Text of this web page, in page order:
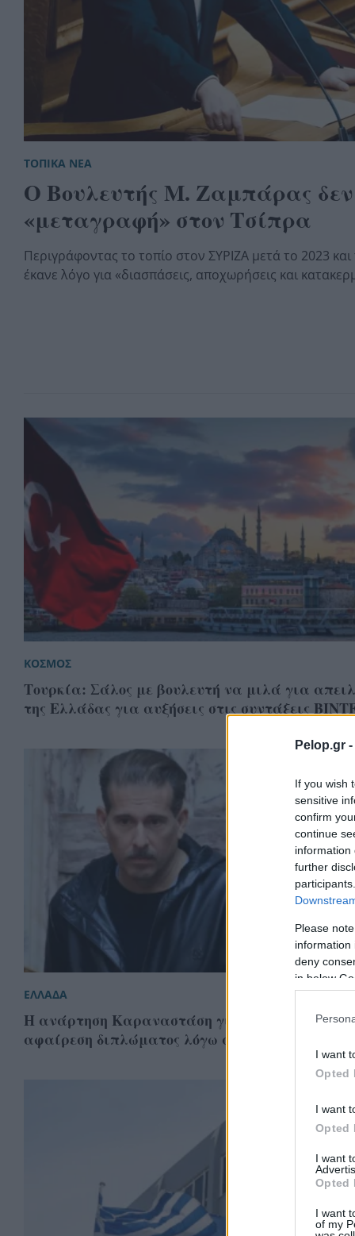
Pelop.gr -
If you wish
sensitive
confirm
continue
information
further
Please
information
deny
in below
I want
Opted
I want
Opted
I want
Opted
I want
of my
ΤΟΠΙΚΑ ΝΕΑ
Ο Βουλευτής Μ. Ζαμπάρας δεν
«μεταγραφή» στον Τσίπρα
Περιγράφοντας το τοπίο στον ΣΥΡΙΖΑ μετά το 2023
έκανε λόγο για «διασπάσεις, αποχωρήσεις και
ΚΟΣΜΟΣ
Τουρκία: Σάλος με βουλευτή να μιλά για
της Ελλάδας για αυξήσεις στις συντάξεις
ΕΛΛΑΔΑ
Η ανάρτηση Καραναστάση για το πρόστιμο
αφαίρεση διπλώματος λόγω αλκοόλ